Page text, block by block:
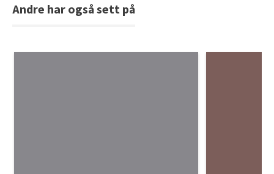
Andre har også sett på